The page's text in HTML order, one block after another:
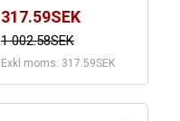
317.59SEK
1 002.58SEK
Exkl moms: 317.59SEK